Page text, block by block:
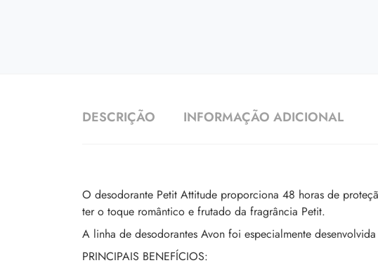
DESCRIÇÃO INFORMAÇÃO ADICIONAL
O desodorante Petit Attitude proporciona 48 horas de
ter o toque romântico e frutado da fragrância Petit.
A linha de desodorantes Avon foi especialmente
PRINCIPAIS BENEFÍCIOS: